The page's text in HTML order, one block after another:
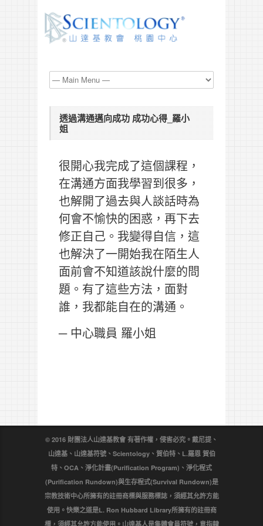
透過溝通邁向成功 成功心得_羅小
姐
很開心我完成了這個課程，
在溝通方面我學習到很多，
也解開了過去與人談話時為
何會不愉快的困惑，再下去
修正自己。我變得自信，這
也解決了一開始我在陌生人
面前會不知道該說什麼的問
題。有了這些方法，面對
誰，我都能自在的溝通。
─ 中心職員 羅小姐
© 2016 財團法人山達基教會 有著作權，侵害必究。戴尼提、
山達基、山達基符號、Scientology、賀伯特、L.羅恩 賀伯
特、OCA、淨化計畫(Purification Program)、淨化程式
(Purification Rundown)與生存程式(Survival Rundown)是
宗教技術中心所擁有的註冊商標與服務標誌，須經其允許方能
使用。快樂之道是L. Ron Hubbard Library所擁有的註冊商
標，須經其允許方能使用。山達基人是集體會員符號，意指隸